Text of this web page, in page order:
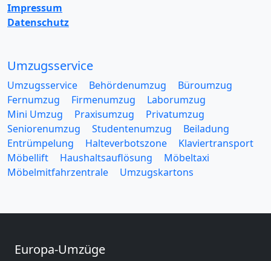
Impressum
Datenschutz
Umzugsservice
Umzugsservice Behördenumzug
Büroumzug
Fernumzug
Firmenumzug
Laborumzug
Mini Umzug
Praxisumzug
Privatumzug
Seniorenumzug
Studentenumzug
Beiladung
Entrümpelung
Halteverbotszone
Klaviertransport
Möbellift
Haushaltsauflösung
Möbeltaxi
Möbelmitfahrzentrale
Umzugskartons
Europa-Umzüge